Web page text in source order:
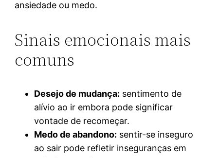
ansiedade ou medo.
Sinais emocionais mais
comuns
Desejo de mudança: sentimento de
alívio ao ir embora pode significar
vontade de recomeçar.
Medo de abandono: sentir-se inseguro
ao sair pode refletir inseguranças em